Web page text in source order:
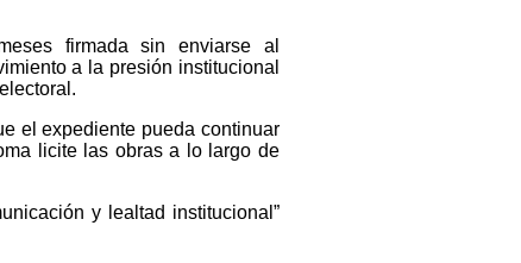
firmada sin enviarse al
a la presión institucional
el expediente pueda continuar
licite las obras a lo largo de
y lealtad institucional”